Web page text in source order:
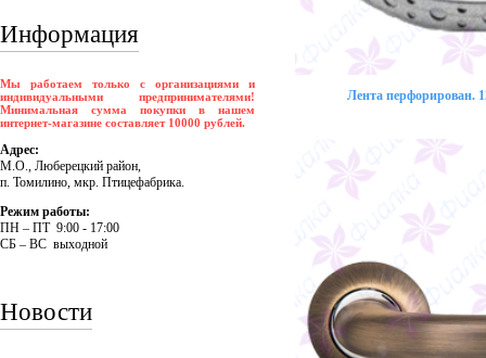
Информация
Мы работаем только с организациями и
индивидуальными предпринимателями!
Минимальная сумма покупки в нашем
интернет-магазине составляет 10000 рублей.
Адрес:
М.О., Люберецкий район,
п. Томилино, мкр. Птицефабрика.
Режим работы:
ПH – ПT 9:00 - 17:00
CБ – BC выходной
Новости
Лента перфорирован.